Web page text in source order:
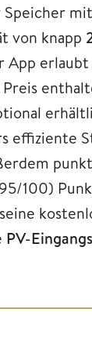
von knapp
App
effiziente
100)
PV-